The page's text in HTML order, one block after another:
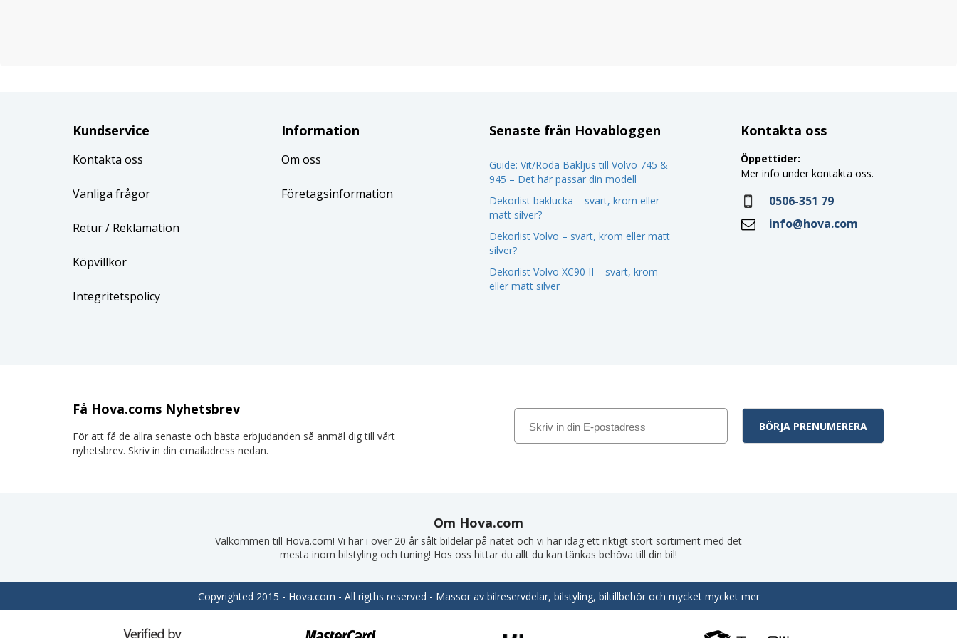
Kundservice
Kontakta oss
Vanliga frågor
Retur/ Reklamation
Köpvillkor
Integritetspolicy
Information
Om oss
Företagsinformation
Senaste från Hovabloggen
Guide: Vit/Röda Bakljus till Volvo 745 &
945 – Det här passar din modell
Dekorlist baklucka – svart, krom eller
matt silver?
Dekorlist Volvo – svart, krom eller matt
silver?
Dekorlist Volvo XC90 II – svart, krom
eller matt silver
Kontakta oss
Öppettider:
Mer info under kontakta oss.
0506-351 79
info@hova.com
Få Hova.coms Nyhetsbrev
För att få de allra senaste och bästa erbjudanden så anmäl dig till vårt
nyhetsbrev. Skriv in din emailadress nedan.
Om Hova.com
Välkommen till Hova.com! Vi har i över 20 år sålt bildelar på nätet och vi har idag ett riktigt stort sortiment med det
mesta inom bilstyling och tuning! Hos oss hittar du allt du kan tänkas behöva till din bil!
Copyrighted 2015 - Hova.com - All rigths reserved - Massor av bilreservdelar, bilstyling, biltillbehör och mycket mycket mer